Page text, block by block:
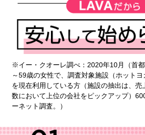
※イー・クオーレ調べ：2020年10月（首
～59歳の女性で、調査対象施設（ホットヨ
を現在利用している方（施設の抽出は、売
数において上位の会社をピックアップ）
ーネット調査。）